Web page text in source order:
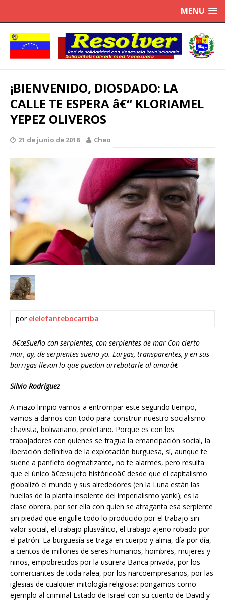
MENU
¡BIENVENIDO, DIOSDADO: LA
CALLE TE ESPERA â€“ KLORIAMEL
YEPEZ OLIVEROS
21 de junio de 2018 Cheo
por elelefantebocarriba
â€œSueño con serpientes, con serpientes de mar Con cierto
mar, ay, de serpientes sueño yo. Largas, transparentes, y en sus
barrigas llevan lo que puedan arrebatarle al amorâ€
Silvio Rodríguez
A mazo limpio vamos a entrompar este segundo tiempo,
vamos a darnos con todo para construir nuestro socialismo
chavista, bolivariano, proletario. Porque es con los
trabajadores con quienes se fragua la emancipación social, la
liberación definitiva de la explotación burguesa, sí, aunque te
suene a panfleto dogmatizante, no te alarmes, pero resulta
que el único â€œsujeto históricoâ€ desde que el capitalismo
globalizó el mundo y sus alrededores (en la Luna están las
huellas de la planta insolente del imperialismo yanki); es la
clase obrera, por ser ella con quien se atraganta esa serpiente
sin piedad que engulle todo lo producido por el trabajo sin
valor social, el trabajo plusválico, el trabajo ajeno robado por
el patrón. La burguesía se traga en cuerpo y alma, día por día,
a cientos de millones de seres humanos, hombres, mujeres y
niños, empobrecidos por la usurera Banca privada, por los
comerciantes de toda ralea, por los narcoempresarios, por las
iglesias de cualquier mitología religiosa: pongamos como
ejemplo al criminal Estado de Israel con su cuento de David y